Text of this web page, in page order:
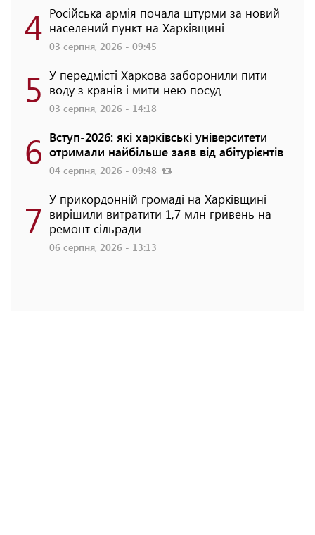
4 Російська армія почала штурми за новий
населений пункт на Харківщині
03 серпня, 2026 - 09:45
5 У передмісті Харкова заборонили пити
воду з кранів і мити нею посуд
03 серпня, 2026 - 14:18
6 Вступ-2026: які харківські університети
отримали найбільше заяв від абітурієнтів
04 серпня, 2026 - 09:48
7 У прикордонній громаді на Харківщині
вирішили витратити 1,7 млн гривень на
ремонт сільради
06 серпня, 2026 - 13:13